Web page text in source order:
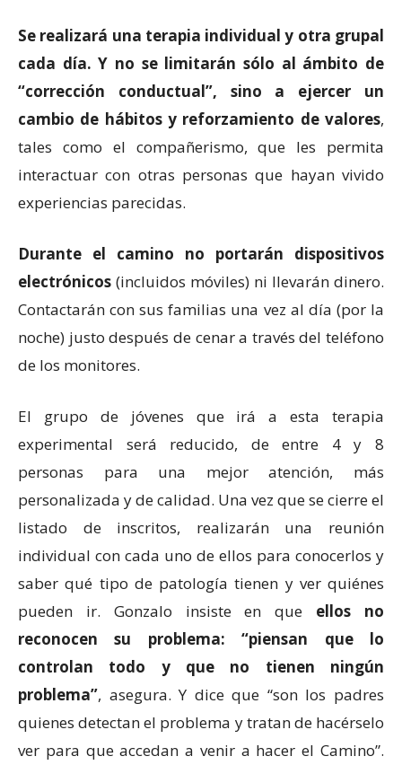
Se realizará una terapia individual y otra grupal
cada día. Y no se limitarán sólo al ámbito de
“corrección conductual”, sino a ejercer un
cambio de hábitos y reforzamiento de valores,
tales como el compañerismo, que les permita
interactuar con otras personas que hayan vivido
experiencias parecidas.
Durante el camino no portarán dispositivos
electrónicos (incluidos móviles) ni llevarán dinero.
Contactarán con sus familias una vez al día (por la
noche) justo después de cenar a través del teléfono
de los monitores.
El grupo de jóvenes que irá a esta terapia
experimental será reducido, de entre 4 y 8
personas para una mejor atención, más
personalizada y de calidad. Una vez que se cierre el
listado de inscritos, realizarán una reunión
individual con cada uno de ellos para conocerlos y
saber qué tipo de patología tienen y ver quiénes
pueden ir. Gonzalo insiste en que ellos no
reconocen su problema: “piensan que lo
controlan todo y que no tienen ningún
problema”, asegura. Y dice que “son los padres
quienes detectan el problema y tratan de hacérselo
ver para que accedan a venir a hacer el Camino”.